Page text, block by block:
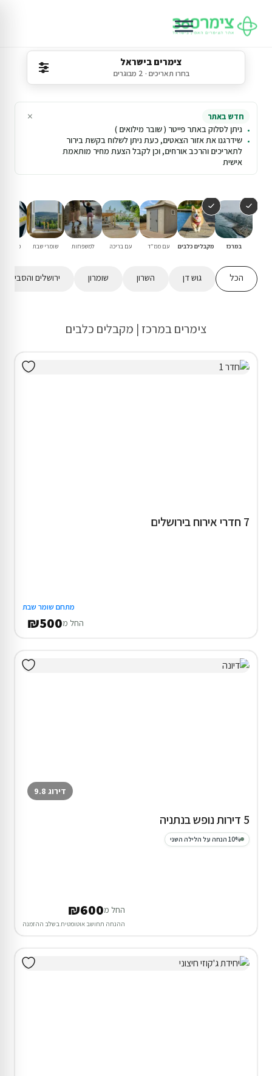
צימרים בישראל
בחרו תאריכים · 2 מבוגרים
חדש באתר
ניתן לסלוק באתר פייטר ( שובר מילואים )
שידרגנו את אזור הצאטים, כעת ניתן לשלוח בקשת בירור
לתאריכים והרכב אורחים, וכן לקבל הצעת מחיר מותאמת
אישית
×
במרכז מקבלים כלבים עם ממ"ד עם בריכה למשפחות שומרי שבת
פנוי
הכל גוש דן השרון שומרון ירושלים והסביבה
צימרים במרכז | מקבלים כלבים
7 חדרי אירוח בירושלים
מתחם שומר שבת
החל מ₪500
דירוג 9.8
5 דירות נופש בנתניה
10% הנחה על הלילה השני
החל מ₪600
ההנחה תחושב אוטומטית בשלב ההזמנה